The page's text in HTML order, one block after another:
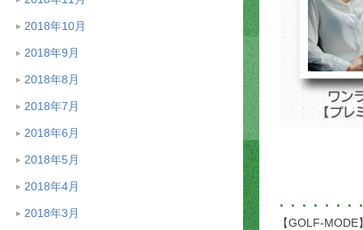
2018年10月
2018年9月
2018年8月
2018年7月
2018年6月
2018年5月
2018年4月
2018年3月
・・・・・・・
【GOLF-